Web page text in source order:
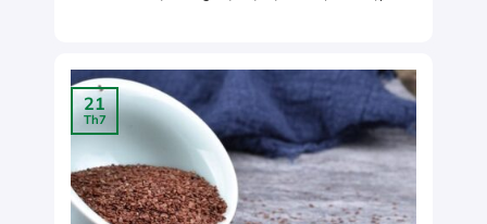
21
Th7